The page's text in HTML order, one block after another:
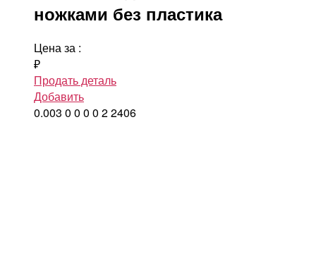
ножками без пластика
Цена за :
₽
Продать деталь
Добавить
0.003 0 0 0 0 22406